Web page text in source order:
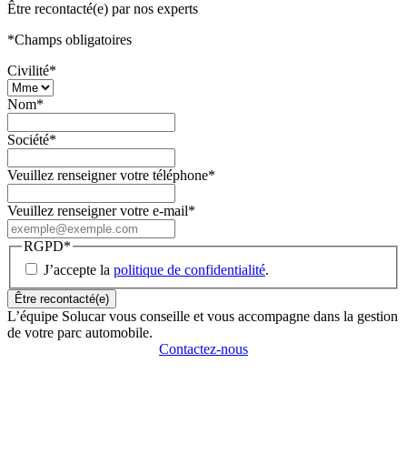
Être recontacté(e) par nos experts
*Champs obligatoires
Civilité*
Nom*
Société*
Veuillez renseigner votre téléphone*
Veuillez renseigner votre e-mail*
RGPD*
J’accepte la politique de confidentialité.
L’équipe Solucar vous conseille et vous accompagne dans la gestion
de votre parc automobile.
Contactez-nous